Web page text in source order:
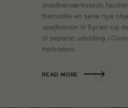
snedkerværksteds
fremstille en serie nye
spejlbassin til Syrien og
til separat udstilling i
Holstebro…
READ MORE